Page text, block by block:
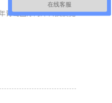
青岛国际海洋科技展览
在线客服